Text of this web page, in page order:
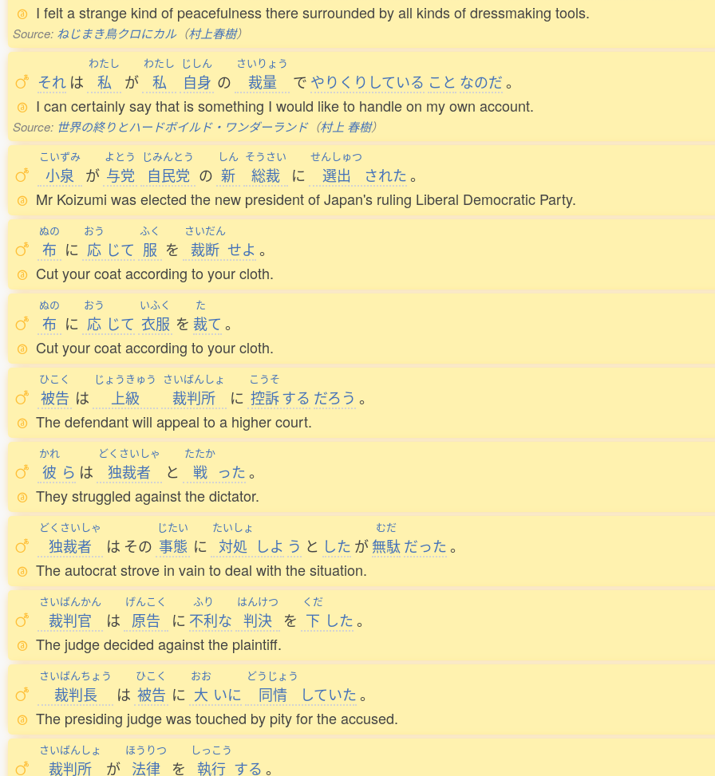
I felt a strange kind of peacefulness there surrounded by all kinds of dressmaking tools.
Source: ねじまき鳥クロにカル（村上春樹）
それ は
わたし
私 が
わたし
私
じしん
自身 の
さいりょう
裁量 で やりくりしている こと なのだ。
I can certainly say that is something I would like to handle on my own account.
Source: 世界の終りとハードボイルド・ワンダーランド（村上 春樹）
こいずみ
小泉 が
よとう
与党
じみんとう
自民党 の
しん
新
そうさい
総裁 に
せんしゅつ
選出 された。
Mr Koizumi was elected the new president of Japan's ruling Liberal Democratic Party.
ぬの
布 に
おう
応 じて
ふく
服 を
さいだん
裁断 せよ 。
Cut your coat according to your cloth.
ぬの
布 に
おう
応 じて
いふく
衣服 を
た
裁て 。
Cut your coat according to your cloth.
ひこく
被告 は
じょうきゅう
上級
さいばんしょ
裁判所 に
こうそ
控訴する だろう 。
The defendant will appeal to a higher court.
かれ
彼 ら は
どくさいしゃ
独裁者 と
たたか
戦 った。
They struggled against the dictator.
どくさいしゃ
独裁者 は その
じたい
事態 に
たいしょ
対処 しよ う と した が
むだ
無駄だった。
The autocrat strove in vain to deal with the situation.
さいばんかん
裁判官 は
げんこく
原告 に
ふり
不利な
はんけつ
判決 を
くだ
下 した。
The judge decided against the plaintiff.
さいばんちょう
裁判長 は
ひこく
被告 に
おお
大 いに
どうじょう
同情 していた。
The presiding judge was touched by pity for the accused.
さいばんしょ
裁判所 が
ほうりつ
法律 を
しっこう
執行 する 。